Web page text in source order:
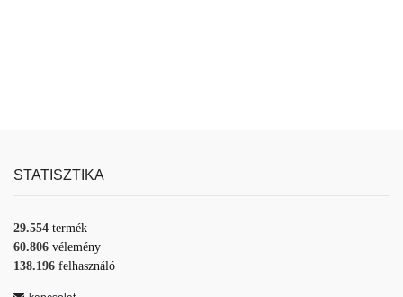
STATISZTIKA
29.554 termék
60.806 vélemény
138.196 felhasználó